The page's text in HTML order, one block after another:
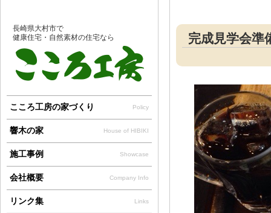
完成見学会準
長崎県大村市で
健康住宅・自然素材の住宅なら
こころ工房の家づくり Policy
響木の家 House of HIBIKI
施工事例 Showcase
会社概要 Company Info
リンク集 Links